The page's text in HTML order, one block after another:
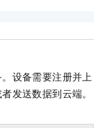
设备需要注册并上
发送数据到云端。